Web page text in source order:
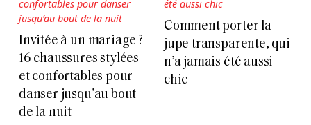
Invitée à un mariage ?
16 chaussures stylées
et confortables pour
danser jusqu’au bout
de la nuit
Comment porter la
jupe transparente, qui
n’a jamais été aussi
chic